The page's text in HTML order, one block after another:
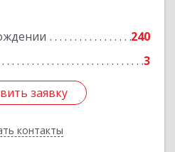
240
3
заявку
контакты
заявку
Назад